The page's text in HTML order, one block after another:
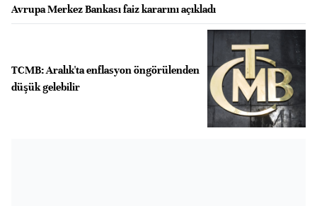
Avrupa Merkez Bankası faiz kararını açıkladı
TCMB: Aralık'ta enflasyon öngörülenden
düşük gelebilir